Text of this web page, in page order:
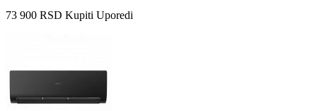
73 900 RSD Kupiti Uporedi